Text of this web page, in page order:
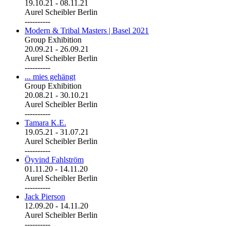
19.10.21 - 08.11.21
Aurel Scheibler Berlin
----------
Modern & Tribal Masters | Basel 2021
Group Exhibition
20.09.21 - 26.09.21
Aurel Scheibler Berlin
----------
... mies gehängt
Group Exhibition
20.08.21 - 30.10.21
Aurel Scheibler Berlin
----------
Tamara K.E.
19.05.21 - 31.07.21
Aurel Scheibler Berlin
----------
Öyvind Fahlström
01.11.20 - 14.11.20
Aurel Scheibler Berlin
----------
Jack Pierson
12.09.20 - 14.11.20
Aurel Scheibler Berlin
----------